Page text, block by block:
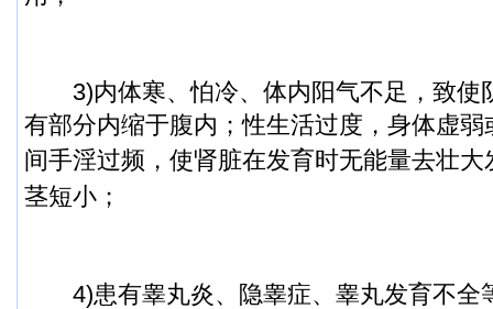
3)内体寒、怕冷、体内阳气不足，致使
有部分内缩于腹内；性生活过度，身体虚
间手淫过频，使肾脏在发育时无能量去壮大
茎短小；
4)患有睾丸炎、隐睾症、睾丸发育不全